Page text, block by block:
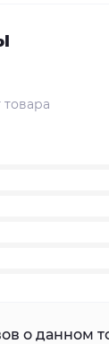
о данном